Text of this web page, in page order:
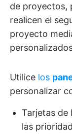
de proyectos,
realicen el
proyecto
Utilice los
personalizar
Tarjetas de
las